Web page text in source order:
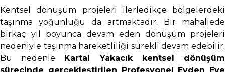
Kentsel dönüşüm projeleri ilerledikçe bölgelerdeki
taşınma yoğunluğu da artmaktadır. Bir mahallede
birkaç yıl boyunca devam eden dönüşüm projeleri
nedeniyle taşınma hareketliliği sürekli devam edebilir.
Bu nedenle
Kartal Yakacık kentsel dönüşüm
sürecinde gerçekleştirilen Profesyonel Evden Eve